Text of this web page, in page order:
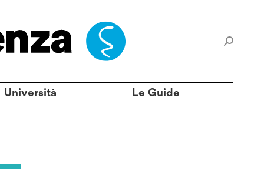
Università Le Guide